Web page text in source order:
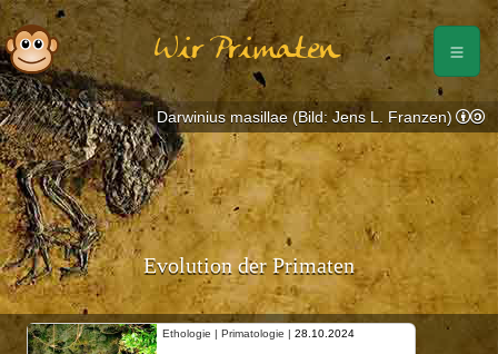
Wir Primaten
Evolution der Primaten
Ethologie | Primatologie | 28.10.2024
Darwinius masillae (Bild: Jens L. Franzen)